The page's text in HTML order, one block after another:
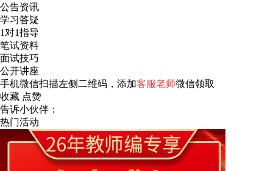
公告资讯
学习答疑
1对1指导
笔试资料
面试技巧
公开讲座
手机微信扫描左侧二维码，添加客服老师微信领取
收藏 点赞
告诉小伙伴：
热门活动